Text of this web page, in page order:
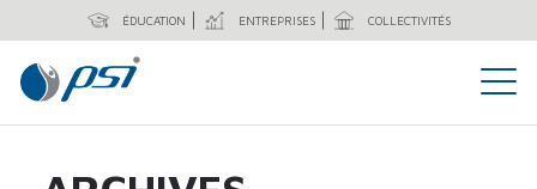
ÉDUCATION ENTREPRISES COLLECTIVITÉS